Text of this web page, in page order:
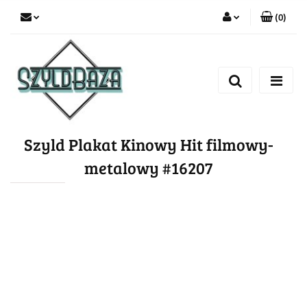
Zarejestruj się
(0)
Szyld Plakat Kinowy Hit filmowy-
metalowy #16207